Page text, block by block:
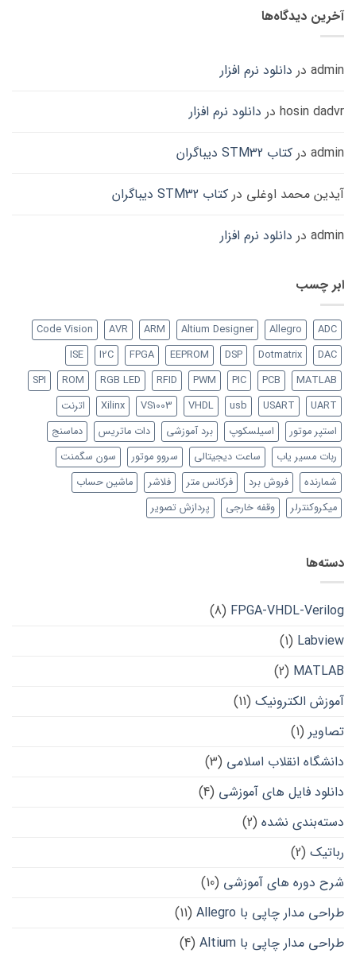
آخرین دیدگاه‌ها
admin در دانلود نرم افزار
hosin dadvr در دانلود نرم افزار
admin در کتاب STM32 دیباگران
آیدین محمد اوغلی در کتاب STM32 دیباگران
admin در دانلود نرم افزار
ابر چسب
ADC
Allegro
Altium Designer
ARM
AVR
Code Vision
DAC
Dotmatrix
DSP
EEPROM
FPGA
I2C
ISE
MATLAB
PCB
PIC
PWM
RFID
RGB LED
ROM
SPI
UART
USART
usb
VHDL
VS1003
Xilinx
اترنت
استپر موتور
اسیلسکوپ برد آموزشی دات ماتریس
دماسنج
ربات مسیر یاب
ساعت دیجیتالی سروو موتور
سون سگمنت
شمارنده
فروش برد فرکانس متر فلاشر
ماشین حساب
میکروکنترلر
وقفه خارجی پردازش تصویر
دسته‌ها
FPGA-VHDL-Verilog
(8)
Labview
(1)
MATLAB
(2)
آموزش الکترونیک (11)
تصاویر (1)
دانشگاه انقلاب اسلامی (3)
دانلود فایل های آموزشی (4)
دسته‌بندی نشده (2)
رباتیک (2)
شرح دوره های آموزشی (10)
طراحی مدار چاپی با Allegro
(11)
طراحی مدار چاپی با Altium
(4)